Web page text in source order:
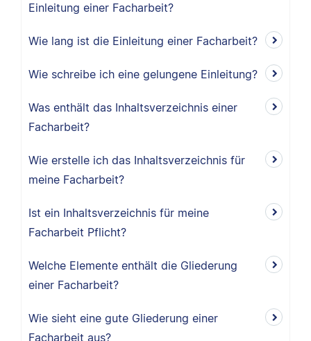
Einleitung einer Facharbeit?
Wie lang ist die Einleitung einer Facharbeit?
Wie schreibe ich eine gelungene Einleitung?
Was enthält das Inhaltsverzeichnis einer
Facharbeit?
Wie erstelle ich das Inhaltsverzeichnis für
meine Facharbeit?
Ist ein Inhaltsverzeichnis für meine
Facharbeit Pflicht?
Welche Elemente enthält die Gliederung
einer Facharbeit?
Wie sieht eine gute Gliederung einer
Facharbeit aus?